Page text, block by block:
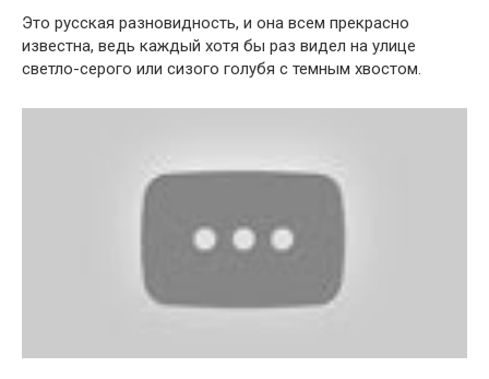
Это русская разновидность, и она всем прекрасно
известна, ведь каждый хотя бы раз видел на улице
светло-серого или сизого голубя с темным хвостом.